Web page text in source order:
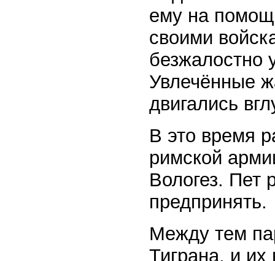
ему на
своими
безжалостно
Увлечённые
двигались
В это время
римской
Вологез. Пет
предпринять.
Между тем
Тиграна, и их